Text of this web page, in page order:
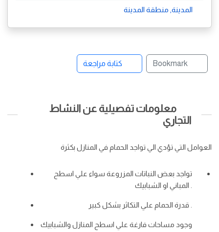
المدينة, منطقة المدينة
Bookmark كتابة مراجعة
معلومات تفصيلية عن النشاط
التجاري
العوامل التي تؤدي الي تواجد الحمام في المنازل بكثرة
تواجد بعض النباتات المزروعة سواء علي اسطح
وجود مساحات فارغة علي اسطح المنازل والشبابيك